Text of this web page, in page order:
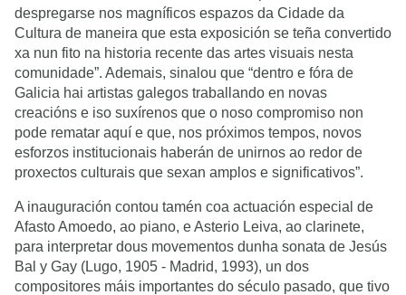
despregarse nos magníficos espazos da Cidade da
Cultura de maneira que esta exposición se teña convertido
xa nun fito na historia recente das artes visuais nesta
comunidade”. Ademais, sinalou que “dentro e fóra de
Galicia hai artistas galegos traballando en novas
creacións e iso suxírenos que o noso compromiso non
pode rematar aquí e que, nos próximos tempos, novos
esforzos institucionais haberán de unirnos ao redor de
proxectos culturais que sexan amplos e significativos”.
A inauguración contou tamén coa actuación especial de
Afasto Amoedo, ao piano, e Asterio Leiva, ao clarinete,
para interpretar dous movementos dunha sonata de Jesús
Bal y Gay (Lugo, 1905 - Madrid, 1993), un dos
compositores máis importantes do século pasado, que tivo